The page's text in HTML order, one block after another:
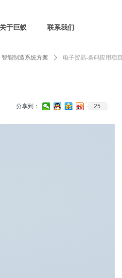
关于巨蚁 联系我们
智能制造系统方案 ꄲ 电子贸易-条码应用项目
分享到： 25